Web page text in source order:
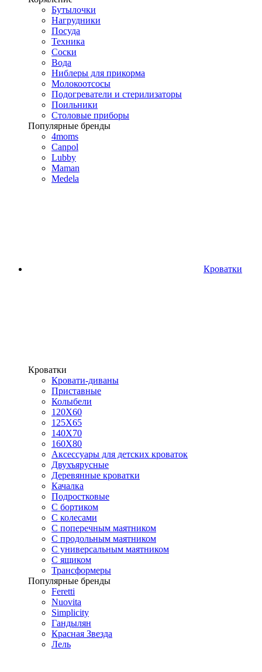
Бутылочки
Нагрудники
Посуда
Техника
Соски
Вода
Ниблеры для прикорма
Молокоотсосы
Подогреватели и стерилизаторы
Поильники
Столовые приборы
Популярные бренды
4moms
Canpol
Lubby
Maman
Medela
Кроватки
Кроватки
Кровати-диваны
Приставные
Колыбели
120Х60
125X65
140Х70
160Х80
Аксессуары для детских кроваток
Двухъярусные
Деревянные кроватки
Качалка
Подростковые
С бортиком
С колесами
С поперечным маятником
С продольным маятником
С универсальным маятником
С ящиком
Трансформеры
Популярные бренды
Feretti
Nuovita
Simplicity
Гандылян
Красная Звезда
Лель